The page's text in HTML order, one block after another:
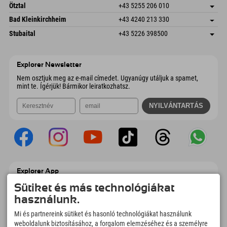
Ausztria
Könyv
Freizeitpark 10
4573 Hinterstoder
Ausztria
Cím mentése
Érkezési információk
Könyv
Ötztal +43 5255 206 010
Gscheat 14
Ausztria
Cím mentése
Könyv
Bad Kleinkirchheim +43 4240 213 330
Dorfstraße 24
9546 Bad Kleinkirchheim
Cím mentése
Érkezési információk
Stubaital +43 5226 398500
Explorer Newsletter
Nem osztjuk meg az e-mail címedet. Ugyanúgy utáljuk a spamet,
mint te. Ígérjük! Bármikor leiratkozhatsz.
Explorer App
Töltsd fel #ExplorerPillanataidat, az Úticélom
című videódat foglalási áttekintéssel,
bakancslistával, étterem áttekintéssel és
Sütiket és más technológiákat
használunk.
Mi és partnereink sütiket és hasonló technológiákat használunk
weboldalunk biztosításához, a forgalom elemzéséhez és a személyre